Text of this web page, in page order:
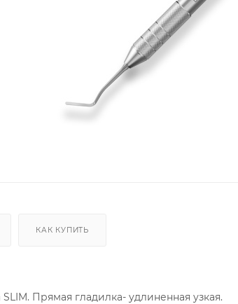
КАК КУПИТЬ
Прямая гладилка- удлиненная узкая.